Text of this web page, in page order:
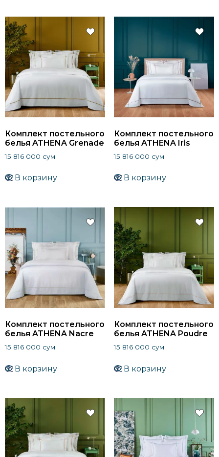
Комплект постельного
белья ATHENA Grenade
15 816 000 сум
В корзину
Комплект постельного
белья ATHENA Iris
15 816 000 сум
В корзину
Комплект постельного
белья ATHENA Nacre
15 816 000 сум
В корзину
Комплект постельного
белья ATHENA Poudre
15 816 000 сум
В корзину